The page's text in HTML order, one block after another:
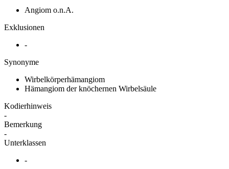
Angiom o.n.A.
Exklusionen
-
Synonyme
Wirbelkörperhämangiom
Hämangiom der knöchernen Wirbelsäule
Kodierhinweis
-
Bemerkung
-
Unterklassen
-